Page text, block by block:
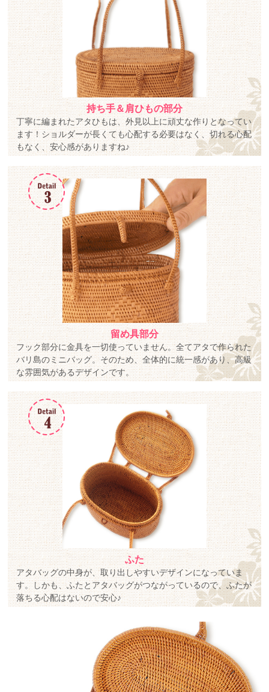
持ち手＆肩ひもの部分
丁寧に編まれたアタひもは、外見以上に頑丈な作りとなってい
ます！ショルダーが長くても心配する必要はなく、切れる心配
もなく、安心感がありますね♪
留め具部分
フック部分に金具を一切使っていません。全てアタで作られた
バリ島のミニバッグ。そのため、全体的に統一感があり、高級
な雰囲気があるデザインです。
ふた
アタバッグの中身が、取り出しやすいデザインになっていま
す。しかも、ふたとアタバッグがつながっているので、ふたが
落ちる心配はないので安心♪